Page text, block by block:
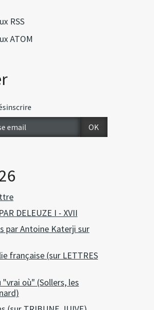
RSS
ATOM
DELEUZE I - XVII
par Antoine Katerji sur
française (sur LETTRES
"vrai où" (Sollers, les